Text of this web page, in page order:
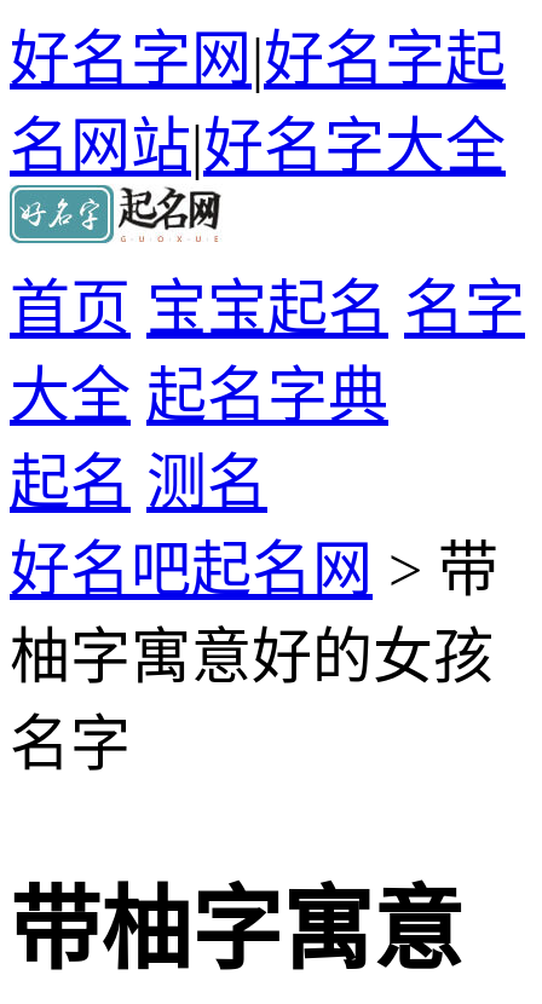
好名字网|好名字起
名网站|好名字大全
首页 宝宝起名 名字
大全 起名字典
起名 测名
好名吧起名网 > 带
柚字寓意好的女孩
名字
带柚字寓意